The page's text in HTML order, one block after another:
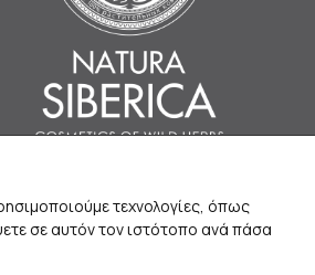
τεχνολογίες, όπως
σε αυτόν τον ιστότοπο ανά πάσα